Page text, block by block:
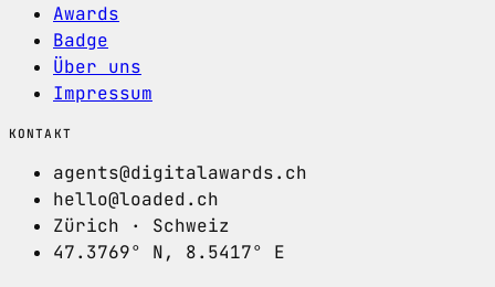
Awards
Badge
Über uns
Impressum
KONTAKT
agents@digitalawards.ch
hello@loaded.ch
Zürich · Schweiz
47.3769° N, 8.5417° E